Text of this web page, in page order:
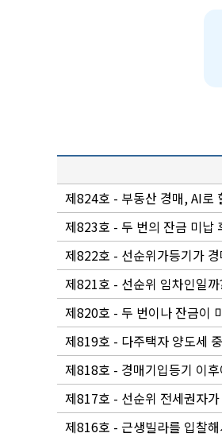
제824호 - 부동산 경매, AI로
제823호 - 두 번의 잔금 미납
제822호 - 선순위가등기가
제821호 - 선순위 임차인일
제820호 - 두 번이나 잔금이
제819호 - 다주택자 양도세
제818호 - 경매기입등기 이
제817호 - 선순위 전세권자
제816호 - 근생빌라를 입찰